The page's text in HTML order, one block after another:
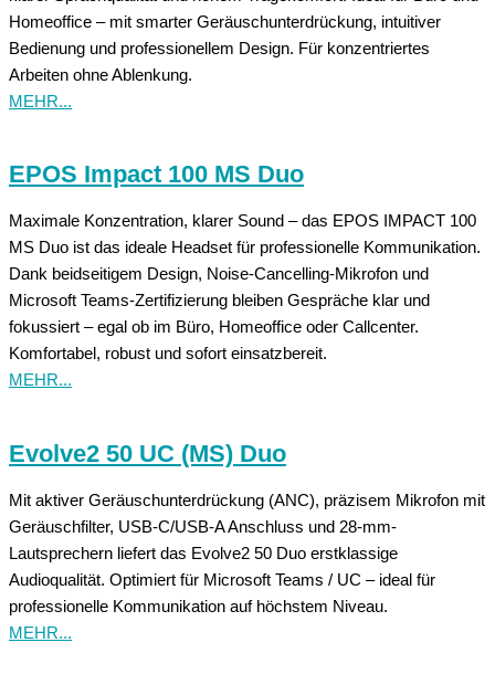
Homeoffice – mit smarter Geräuschunterdrückung, intuitiver
Bedienung und professionellem Design. Für konzentriertes
Arbeiten ohne Ablenkung.
MEHR...
EPOS Impact 100 MS Duo
Maximale Konzentration, klarer Sound – das EPOS IMPACT 100
MS Duo ist das ideale Headset für professionelle Kommunikation.
Dank beidseitigem Design, Noise-Cancelling-Mikrofon und
Microsoft Teams-Zertifizierung bleiben Gespräche klar und
fokussiert – egal ob im Büro, Homeoffice oder Callcenter.
Komfortabel, robust und sofort einsatzbereit.
MEHR...
Evolve2 50 UC (MS) Duo
Mit aktiver Geräuschunterdrückung (ANC), präzisem Mikrofon mit
Geräuschfilter, USB-C/USB-A Anschluss und 28-mm-
Lautsprechern liefert das Evolve2 50 Duo erstklassige
Audioqualität. Optimiert für Microsoft Teams / UC – ideal für
professionelle Kommunikation auf höchstem Niveau.
MEHR...